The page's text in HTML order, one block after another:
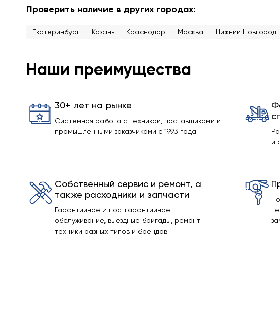
Проверить наличие в других городах:
Екатеринбург Казань Краснодар Москва Нижний Новгород
Наши преимущества
30+ лет на рынке
Системная работа с техникой, поставщиками и
промышленными заказчиками с 1993 года.
и
Собственный сервис и ремонт, а
также расходники и запчасти
Гарантийное и постгарантийное
обслуживание, выездные бригады, ремонт
техники разных типов и брендов.